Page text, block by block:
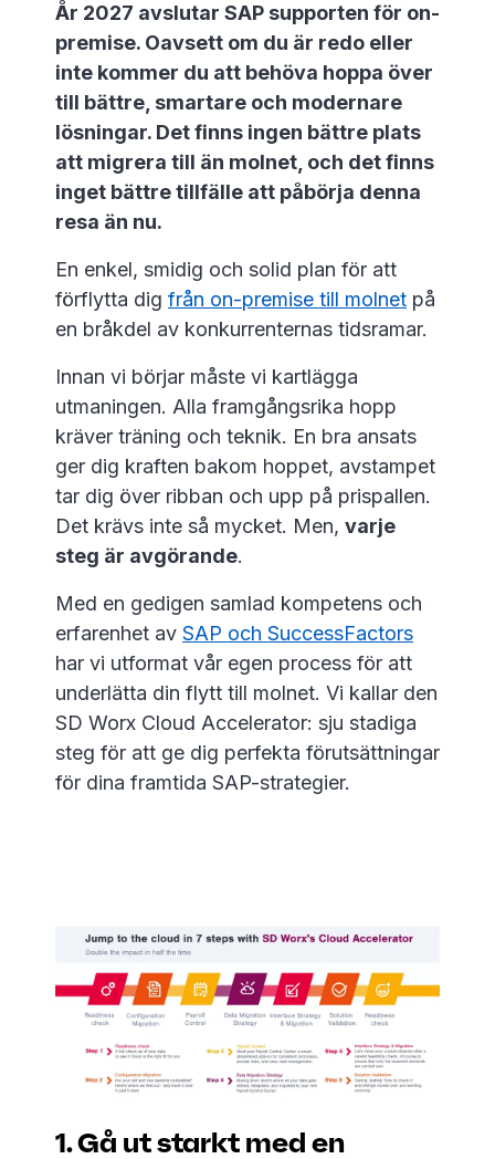
År 2027 avslutar SAP supporten för on-
premise. Oavsett om du är redo eller
inte kommer du att behöva hoppa över
till bättre, smartare och modernare
lösningar. Det finns ingen bättre plats
att migrera till än molnet, och det finns
inget bättre tillfälle att påbörja denna
resa än nu.
En enkel, smidig och solid plan för att
förflytta dig från on-premise till molnet på
en bråkdel av konkurrenternas tidsramar.
Innan vi börjar måste vi kartlägga
utmaningen. Alla framgångsrika hopp
kräver träning och teknik. En bra ansats
ger dig kraften bakom hoppet, avstampet
tar dig över ribban och upp på prispallen.
Det krävs inte så mycket. Men, varje
steg är avgörande.
Med en gedigen samlad kompetens och
erfarenhet av SAP och SuccessFactors
har vi utformat vår egen process för att
underlätta din flytt till molnet. Vi kallar den
SD Worx Cloud Accelerator: sju stadiga
steg för att ge dig perfekta förutsättningar
för dina framtida SAP-strategier.
1. Gå ut starkt med en